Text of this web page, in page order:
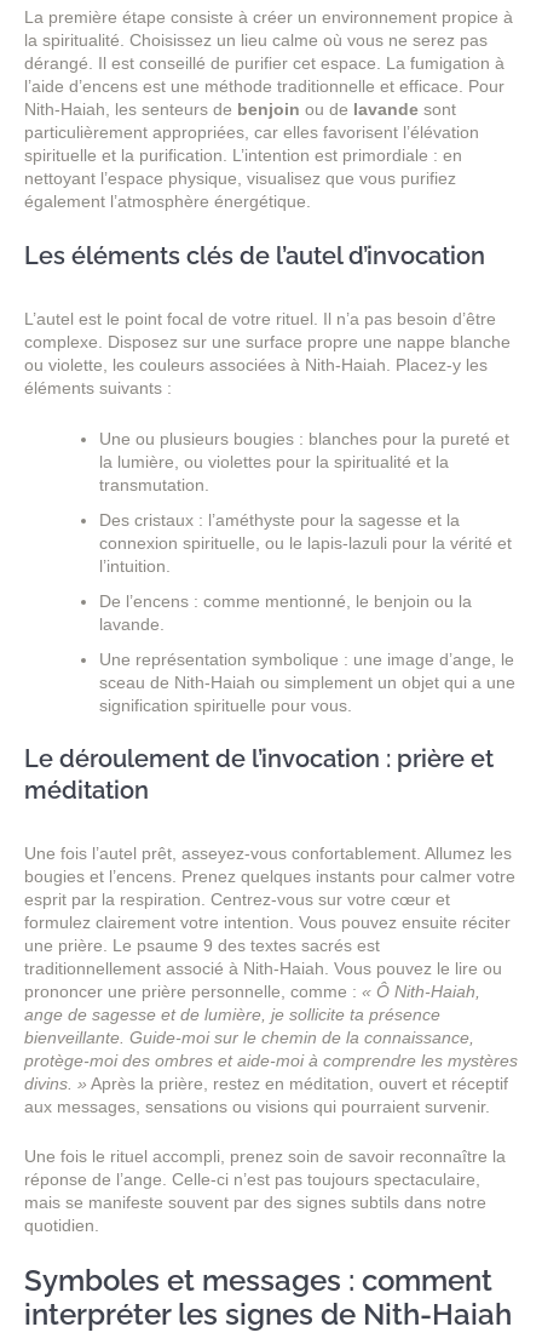
La première étape consiste à créer un environnement propice à
la spiritualité. Choisissez un lieu calme où vous ne serez pas
dérangé. Il est conseillé de purifier cet espace. La fumigation à
l’aide d’encens est une méthode traditionnelle et efficace. Pour
Nith-Haiah, les senteurs de benjoin ou de lavande sont
particulièrement appropriées, car elles favorisent l’élévation
spirituelle et la purification. L’intention est primordiale : en
nettoyant l’espace physique, visualisez que vous purifiez
également l’atmosphère énergétique.
Les éléments clés de l’autel d’invocation
L’autel est le point focal de votre rituel. Il n’a pas besoin d’être
complexe. Disposez sur une surface propre une nappe blanche
ou violette, les couleurs associées à Nith-Haiah. Placez-y les
éléments suivants :
Une ou plusieurs bougies : blanches pour la pureté et
la lumière, ou violettes pour la spiritualité et la
transmutation.
Des cristaux : l’améthyste pour la sagesse et la
connexion spirituelle, ou le lapis-lazuli pour la vérité et
l’intuition.
De l’encens : comme mentionné, le benjoin ou la
lavande.
Une représentation symbolique : une image d’ange, le
sceau de Nith-Haiah ou simplement un objet qui a une
signification spirituelle pour vous.
Le déroulement de l’invocation : prière et
méditation
Une fois l’autel prêt, asseyez-vous confortablement. Allumez les
bougies et l’encens. Prenez quelques instants pour calmer votre
esprit par la respiration. Centrez-vous sur votre cœur et
formulez clairement votre intention. Vous pouvez ensuite réciter
une prière. Le psaume 9 des textes sacrés est
traditionnellement associé à Nith-Haiah. Vous pouvez le lire ou
prononcer une prière personnelle, comme : « Ô Nith-Haiah,
ange de sagesse et de lumière, je sollicite ta présence
bienveillante. Guide-moi sur le chemin de la connaissance,
protège-moi des ombres et aide-moi à comprendre les mystères
divins. » Après la prière, restez en méditation, ouvert et réceptif
aux messages, sensations ou visions qui pourraient survenir.
Une fois le rituel accompli, prenez soin de savoir reconnaître la
réponse de l’ange. Celle-ci n’est pas toujours spectaculaire,
mais se manifeste souvent par des signes subtils dans notre
quotidien.
Symboles et messages : comment
interpréter les signes de Nith-Haiah